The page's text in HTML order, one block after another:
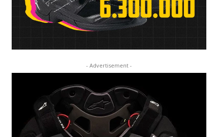
- Advertisement -